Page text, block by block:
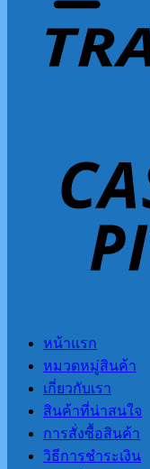
หน้าแรก
หมวดหมู่สินค้า
เกี่ยวกับเรา
สินค้าที่น่าสนใจ
การสั่งซื้อสินค้า
วิธีการชำระเงิน